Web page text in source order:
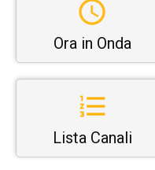
Ora in Onda
Lista Canali